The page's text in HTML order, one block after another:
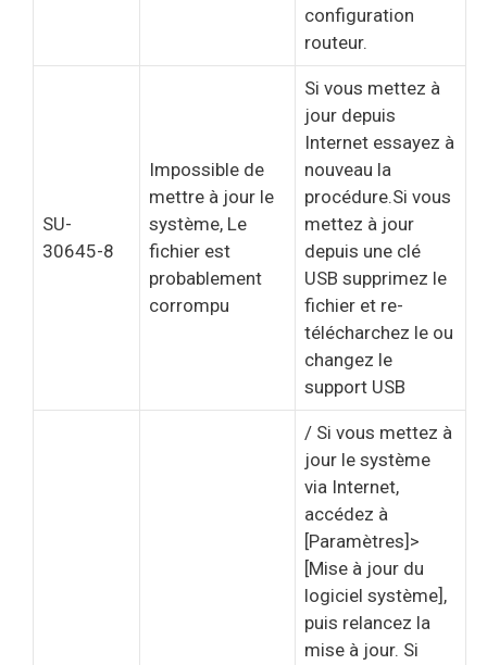
configuration
routeur.
SU-
30645-8
Impossible de
mettre à jour le
système, Le
fichier est
probablement
corrompu
Si vous mettez à
jour depuis
Internet essayez à
nouveau la
procédure.Si vous
mettez à jour
depuis une clé
USB supprimez le
fichier et re-
télécharchez le ou
changez le
support USB
/ Si vous mettez à
jour le système
via Internet,
accédez à
[Paramètres]>
[Mise à jour du
logiciel système],
puis relancez la
mise à jour. Si